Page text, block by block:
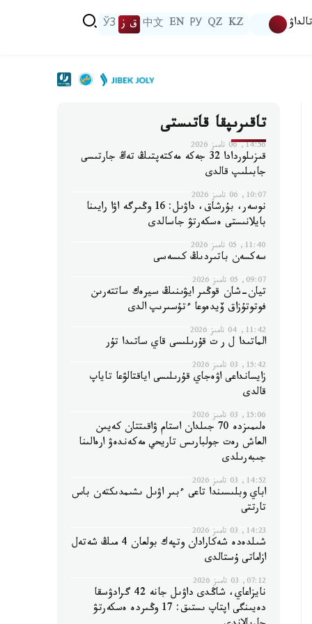
تالداۋ KZ
QZ
РУ
EN
中文 ق ز ЎЗ
تاقىرىپقا قاتىستى
14:56, 06 تامىز 2026
قىزىلوردادا 32 جەكە مەكتەپتىڭ تەڭ جارتىسى
جابىلىپ قالدى
10:07, 06 تامىز 2026
نوسەر، بۇرشاق، داۋىل: 16 وڭىرگە اۋا رايىنا
بايلانىستى ەسكەرتۋ جاسالدى
11:40, 05 تامىز 2026
سەكسەن باتىردىڭ كىسەسى
09:07, 05 تامىز 2026
تيان-شان قوڭىر ايۋىنىڭ سيرەك ساتتەرىن
فوتوتۇزاق ۆيدەوعا ءتۇسىرىپ الدى
11:42, 04 تامىز 2026
الماتىدا ل ر ت قۇرىلىسى قاي ساتىدا تۇر
15:42, 03 تامىز 2026
زايسانداعى اۋەجاي قۇرىلىسى اياقتالۋعا تاياپ
قالدى
15:06, 03 تامىز 2026
ەلىمىزدە 70 جىلدان استام ۋاقىتتان كەيىن
العاش رەت جولبارىس تاريحي مەكەندەۋ ارەالىنا
جىبەرىلدى
14:52, 03 تامىز 2026
اباي وبلىسىندا تاعى ءبىر اۋىل ىشىمدىكتەن باس
تارتتى
14:23, 03 تامىز 2026
شىلدەدە شەكارادان وتپەك بولعان 4 مىڭ شەتەل
ازاماتى ۇستالدى
07:12, 03 تامىز 2026
نايزاعاي، شاڭدى داۋىل جانە 42 گرادۋسقا
دەيىنگى اپتاپ ىستىق: 17 وڭىردە ەسكەرتۋ